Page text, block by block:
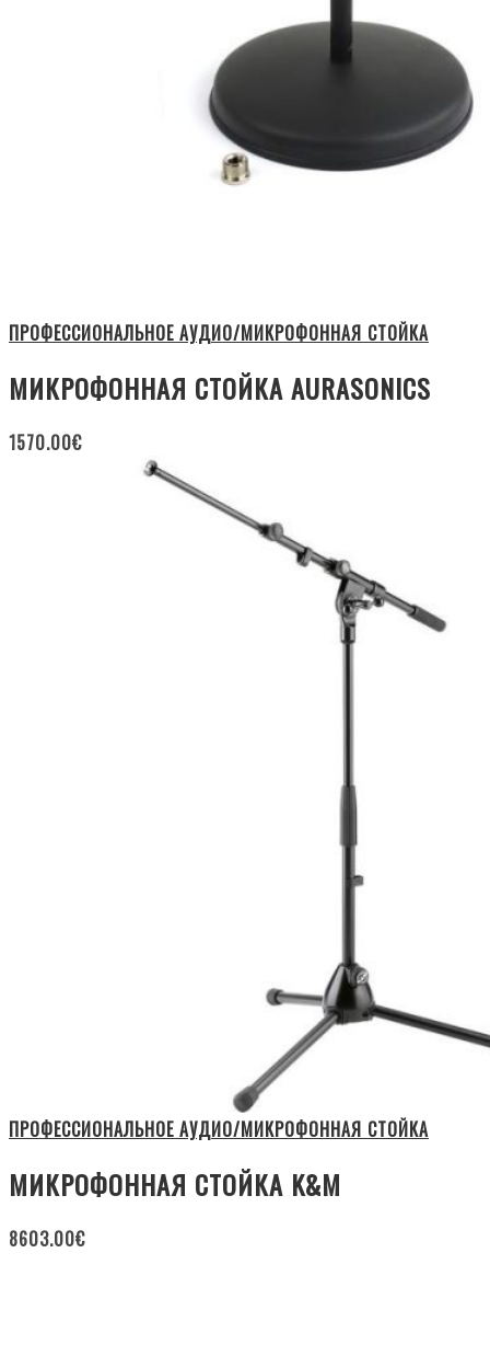
ПРОФЕССИОНАЛЬНОЕ АУДИО/МИКРОФОННАЯ СТОЙКА
МИКРОФОННАЯ СТОЙКА AURASONICS
1570.00€
ПРОФЕССИОНАЛЬНОЕ АУДИО/МИКРОФОННАЯ СТОЙКА
МИКРОФОННАЯ СТОЙКА K&M
8603.00€